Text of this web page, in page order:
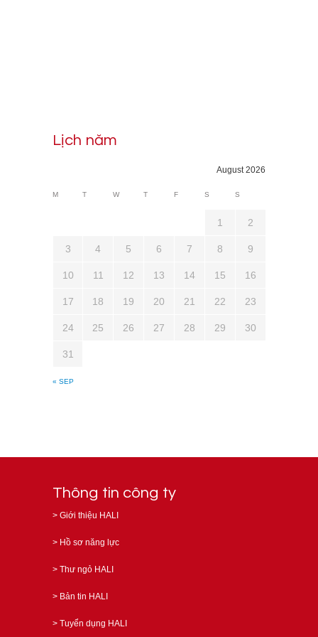
Lịch năm
August 2026
M T W T F S S
« SEP
1 2
3 4 5 6 7 8 9
10 11 12 13 14 15 16
17 18 19 20 21 22 23
24 25 26 27 28 29 30
31
Thông tin công ty
> Giới thiệu HALI
> Hồ sơ năng lực
> Thư ngỏ HALI
> Bản tin HALI
> Tuyển dụng HALI